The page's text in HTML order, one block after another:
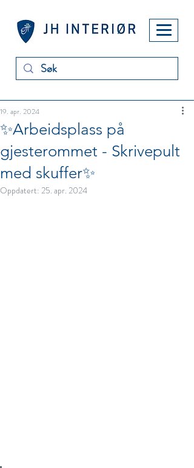
✨Arbeidsplass på
gjesterommet - Skrivepult
med skuffer✨
19. apr. 2024
Oppdatert: 25. apr. 2024